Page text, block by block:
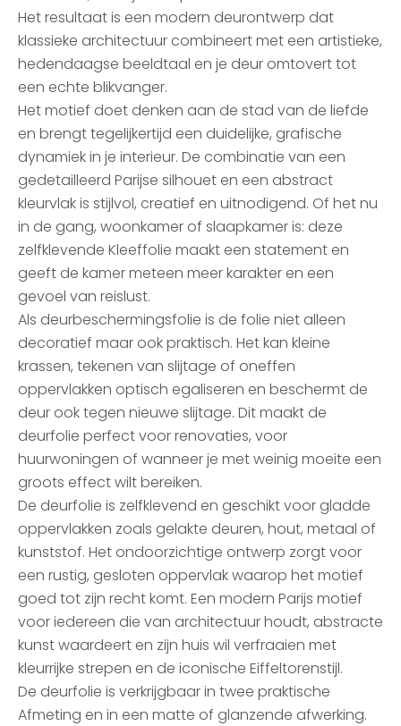
Het resultaat is een modern deurontwerp dat
klassieke architectuur combineert met een artistieke,
hedendaagse beeldtaal en je deur omtovert tot
een echte blikvanger.
Het motief doet denken aan de stad van de liefde
en brengt tegelijkertijd een duidelijke, grafische
dynamiek in je interieur. De combinatie van een
gedetailleerd Parijse silhouet en een abstract
kleurvlak is stijlvol, creatief en uitnodigend. Of het nu
in de gang, woonkamer of slaapkamer is: deze
zelfklevende Kleeffolie maakt een statement en
geeft de kamer meteen meer karakter en een
gevoel van reislust.
Als deurbeschermingsfolie is de folie niet alleen
decoratief maar ook praktisch. Het kan kleine
krassen, tekenen van slijtage of oneffen
oppervlakken optisch egaliseren en beschermt de
deur ook tegen nieuwe slijtage. Dit maakt de
deurfolie perfect voor renovaties, voor
huurwoningen of wanneer je met weinig moeite een
groots effect wilt bereiken.
De deurfolie is zelfklevend en geschikt voor gladde
oppervlakken zoals gelakte deuren, hout, metaal of
kunststof. Het ondoorzichtige ontwerp zorgt voor
een rustig, gesloten oppervlak waarop het motief
goed tot zijn recht komt. Een modern Parijs motief
voor iedereen die van architectuur houdt, abstracte
kunst waardeert en zijn huis wil verfraaien met
kleurrijke strepen en de iconische Eiffeltorenstijl.
De deurfolie is verkrijgbaar in twee praktische
Afmeting en in een matte of glanzende afwerking.